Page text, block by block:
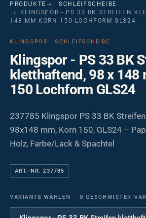
PRODUKTE
SCHLEIFSCHEIBE
KLINGSPOR - PS 33 BK STREIFEN
148 MM KORN 150 LOCHFORM GLS24
KLINGSPOR · SCHLEIFSCHEIBE
Klingspor - PS 33 BK
kletthaftend, 98 x 148
150 Lochform GLS24
237785 Klingspor PS 33 BK
98x148 mm, Korn 150, GLS24 –
Holz, Farbe/Lack & Spachtel
ART.-NR. 237785
VARIANTE WÄHLEN — 8 GESCHWISTER-